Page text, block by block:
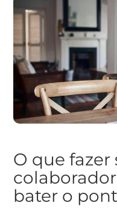
O que fazer
bater o